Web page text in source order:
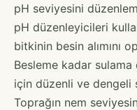
pH seviyesini
pH düzenleyicileri
bitkinin besin alımını
Besleme kadar
için düzenli ve dengeli
Toprağın nem